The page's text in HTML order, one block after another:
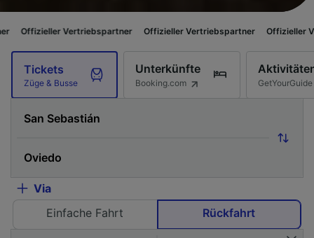
Vertriebspartner Offizieller Vertriebspartner Offizieller
Tickets
Züge & Busse
Unterkünfte
Booking.com GetYourGuide
Via
Einfache Fahrt
Rückfahrt